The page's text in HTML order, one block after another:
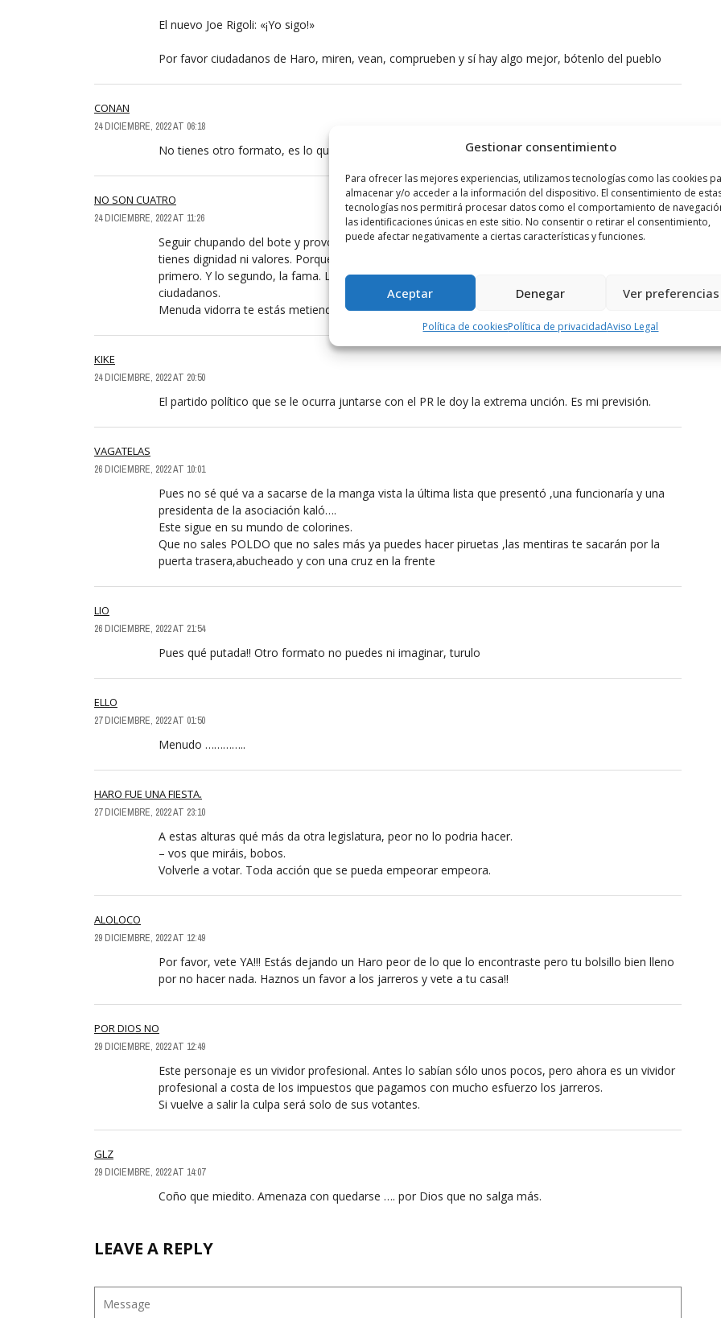
Gestionar consentimiento
Para ofrecer las mejores experiencias, utilizamos tecnologías como las cookies
almacenar y/o acceder a la información del dispositivo. El consentimiento de
tecnologías nos permitirá procesar datos como el comportamiento de
las identificaciones únicas en este sitio. No consentir o retirar el consentimiento,
puede afectar negativamente a ciertas características y funciones.
Aceptar Denegar Ver preferencias
Política de cookiesPolítica de privacidadAviso Legal
El nuevo Joe Rigoli: «¡Yo sigo!»
Por favor ciudadanos de Haro, miren, vean, comprueben y sí hay algo mejor, bótenlo del pueblo
CONAN
24 DICIEMBRE, 2022 AT 06:18
No tienes otro formato, es lo que hay
NO SON CUATRO
24 DICIEMBRE, 2022 AT 11:26
Seguir chupando del bote y provocando, como a ti te gusta, con las fotos y los comentarios. No
tienes dignidad ni valores. Porque si los tuvieras, ya te hubieras marchado. A ti te mueve el dinero lo
primero. Y lo segundo, la fama. Lo tercero, los viajes gratis a costa de los impuestos de los
ciudadanos.
Menuda vidorra te estás metiendo a costa de los ciudadanos, pájaro.
KIKE
24 DICIEMBRE, 2022 AT 20:50
El partido político que se le ocurra juntarse con el PR le doy la extrema unción. Es mi previsión.
VAGATELAS
26 DICIEMBRE, 2022 AT 10:01
Pues no sé qué va a sacarse de la manga vista la última lista que presentó ,una funcionaría y una
presidenta de la asociación kaló….
Este sigue en su mundo de colorines.
Que no sales POLDO que no sales más ya puedes hacer piruetas ,las mentiras te sacarán por la
puerta trasera,abucheado y con una cruz en la frente
LIO
26 DICIEMBRE, 2022 AT 21:54
Pues qué putada!! Otro formato no puedes ni imaginar, turulo
ELLO
27 DICIEMBRE, 2022 AT 01:50
Menudo …………..
HARO FUE UNA FIESTA.
27 DICIEMBRE, 2022 AT 23:10
A estas alturas qué más da otra legislatura, peor no lo podria hacer.
– vos que miráis, bobos.
Volverle a votar. Toda acción que se pueda empeorar empeora.
ALOLOCO
29 DICIEMBRE, 2022 AT 12:49
Por favor, vete YA!!! Estás dejando un Haro peor de lo que lo encontraste pero tu bolsillo bien lleno
por no hacer nada. Haznos un favor a los jarreros y vete a tu casa!!
POR DIOS NO
29 DICIEMBRE, 2022 AT 12:49
Este personaje es un vividor profesional. Antes lo sabían sólo unos pocos, pero ahora es un vividor
profesional a costa de los impuestos que pagamos con mucho esfuerzo los jarreros.
Si vuelve a salir la culpa será solo de sus votantes.
GLZ
29 DICIEMBRE, 2022 AT 14:07
Coño que miedito. Amenaza con quedarse …. por Dios que no salga más.
LEAVE A REPLY